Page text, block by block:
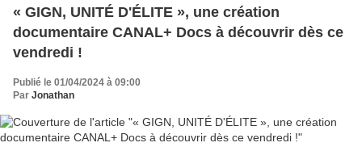
« GIGN, UNITÉ D'ÉLITE », une création
documentaire CANAL+ Docs à découvrir dès ce
vendredi !
Publié le 01/04/2024 à 09:00
Par Jonathan